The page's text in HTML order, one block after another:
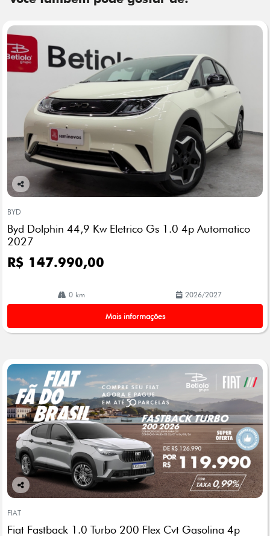
Co
arti
lhe
BYD
Byd Dolphin 44,9 Kw Eletrico Gs 1.0 4p Automatico
2027
R$ 147.990,00
0 km 2026/2027
Mais informações
Co
arti
lhe
FIAT
Fiat Fastback 1.0 Turbo 200 Flex Cvt Gasolina 4p